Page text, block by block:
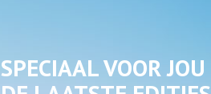
SPECIAAL VOOR JOU